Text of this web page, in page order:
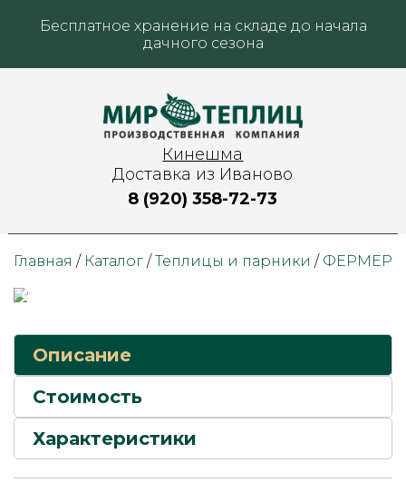
Бесплатное хранение на складе до начала
дачного сезона
Кинешма
Доставка из Иваново
8 (920) 358-72-73
Главная / Каталог /Теплицы и парники / ФЕРМЕР
Описание
Стоимость
Характеристики